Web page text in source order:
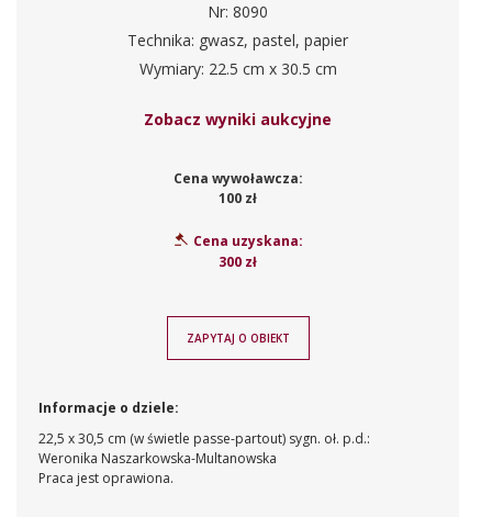
Nr: 8090
Technika: gwasz, pastel, papier
Wymiary: 22.5 cm x 30.5 cm
Zobacz wyniki aukcyjne
Cena wywoławcza:
100 zł
Cena uzyskana:
300 zł
ZAPYTAJ O OBIEKT
Informacje o dziele:
22,5 x 30,5 cm (w świetle passe-partout) sygn. oł. p.d.:
Weronika Naszarkowska-Multanowska
Praca jest oprawiona.